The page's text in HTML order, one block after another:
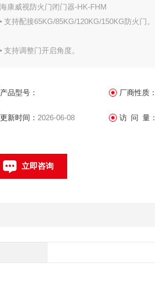
海康威视防火门闭门器-HK-FHM
• 支持配接65KG/85KG/120KG/150KG防火门。
• 支持调整门开启角度。
产品型号： 厂商性质：
更新时间： 2026-06-08 访 问 量：
立即咨询